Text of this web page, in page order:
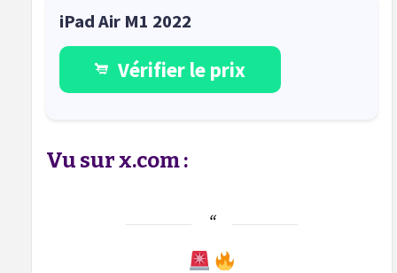
iPad Air M1 2022
Vérifier le prix
Vu sur x.com :